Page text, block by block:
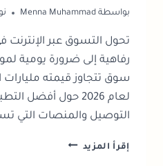
بواسطة Menna Muhammad
تحول التسوق عبر
رفاهية إلى ضرورة يومية
سوق تتجاوز قيمته مليارات
لعام 2026 حول
التوصيل والمنصات التي
إقرأ المزيد التسوق